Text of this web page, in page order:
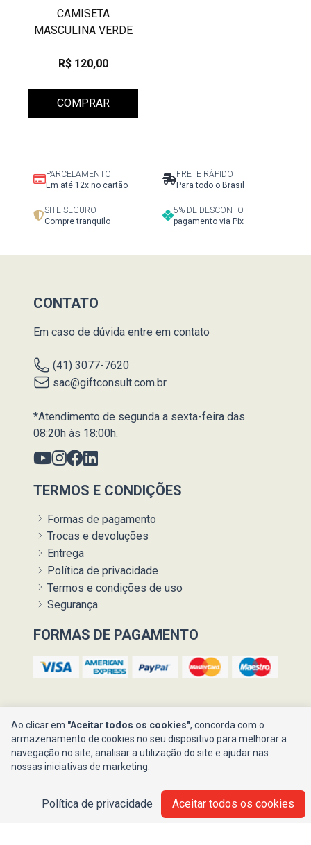
CAMISETA
MASCULINA VERDE
R$ 120,00
COMPRAR
Ajuda ?
PARCELAMENTO
Em até 12x no cartão
FRETE RÁPIDO
Para todo o Brasil
SITE SEGURO
Compre tranquilo
5% DE DESCONTO
pagamento via Pix
CONTATO
Em caso de dúvida entre em contato
(41) 3077-7620
sac@giftconsult.com.br
*Atendimento de segunda a sexta-feira das
08:20h às 18:00h.
TERMOS E CONDIÇÕES
Formas de pagamento
Trocas e devoluções
Entrega
Política de privacidade
Termos e condições de uso
Segurança
FORMAS DE PAGAMENTO
Ao clicar em "Aceitar todos os cookies", concorda com o
armazenamento de cookies no seu dispositivo para melhorar a
navegação no site, analisar a utilização do site e ajudar nas
nossas iniciativas de marketing.
Política de privacidade Aceitar todos os cookies